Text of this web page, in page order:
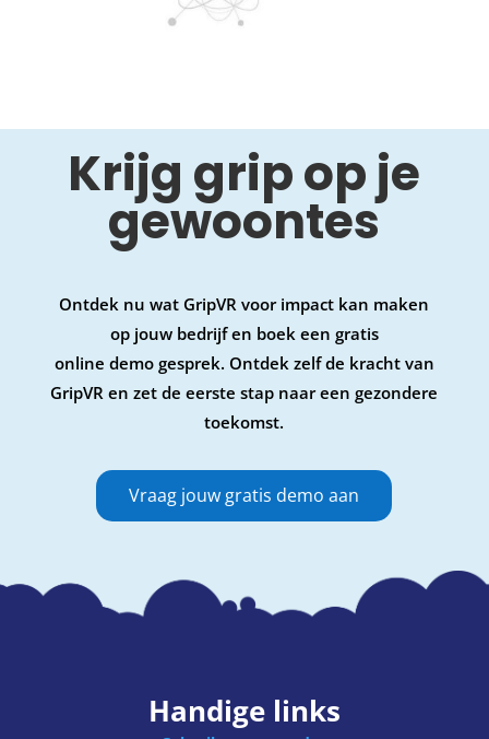
Krijg grip op je
gewoontes
Ontdek nu wat GripVR voor impact kan maken
op jouw bedrijf en boek een gratis
online demo gesprek. Ontdek zelf de kracht van
GripVR en zet de eerste stap naar een gezondere
toekomst.
Vraag jouw gratis demo aan
Handige links